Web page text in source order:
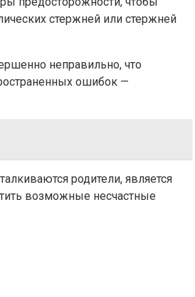
стержней или стержней
неправильно, что
ошибок —
родители, является
возможные несчастные